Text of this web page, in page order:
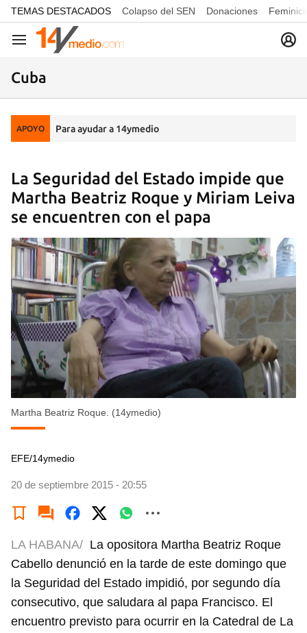
common.go-to-content
TEMAS DESTACADOS Colapso del SEN Donaciones
Navegación
Cuba
APOYO Para ayudar a 14ymedio
La Seguridad del Estado impide que
Martha Beatriz Roque y Miriam Leiva
se encuentren con el papa
Martha Beatriz Roque. (14ymedio)
EFE/14ymedio
20 de septiembre 2015 - 20:55
LA HABANA/ La opositora Martha Beatriz Roque
Cabello denunció en la tarde de este domingo que
la Seguridad del Estado impidió, por segundo día
consecutivo, que saludara al papa Francisco. El
encuentro previsto para ocurrir en la Catedral de La